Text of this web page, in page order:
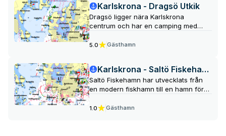
världsarvslista, med sevärdheter som
Amiralitetskyrkan, Karlskrona
Marinmuseum och Wämöparken.
Karlskrona - Dragsö Utkik
Dragsö ligger nära Karlskrona
centrum och har en camping med
restaurang, badstrand, minigolf,
cykeluthyrning och minitåg till
nära till stadens sevärdheter.
5.0 Gästhamn
Karlskrona - Saltö Fiskehamn
Saltö Fiskehamn har utvecklats från
en modern fiskhamn till en hamn för
fritidsbåtar. Det finns planer på att
flytta landningen av fisk och bygga
1.0 Gästhamn